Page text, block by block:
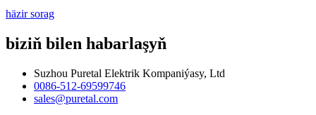
häzir sorag
biziň bilen habarlaşyň
Suzhou Puretal Elektrik Kompaniýasy, Ltd
0086-512-69599746
sales@puretal.com